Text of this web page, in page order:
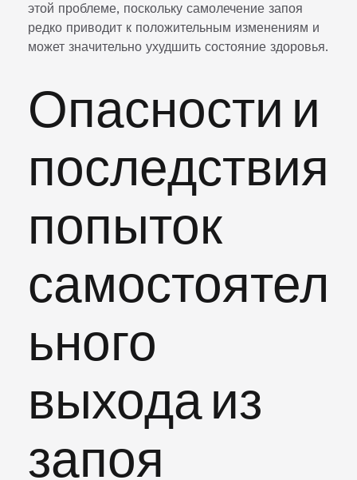
этой проблеме, поскольку самолечение запоя
редко приводит к положительным изменениям и
может значительно ухудшить состояние здоровья.
Опасности и
последствия
попыток
самостоятел
ьного
выхода из
запоя